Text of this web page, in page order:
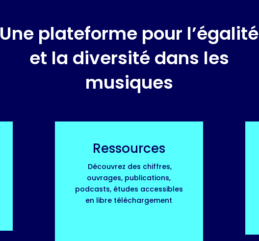
Une plateforme pour l’égalité
et la diversité dans les
musiques
Ressources
Découvrez des chiffres,
ouvrages, publications,
podcasts, études accessibles
en libre téléchargement